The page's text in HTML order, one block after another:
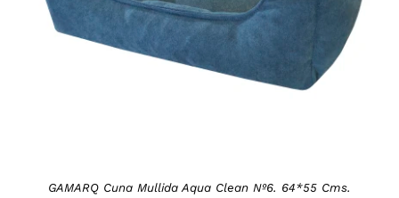
GAMARQ Cuna Mullida Aqua Clean Nº6. 64*55 Cms.